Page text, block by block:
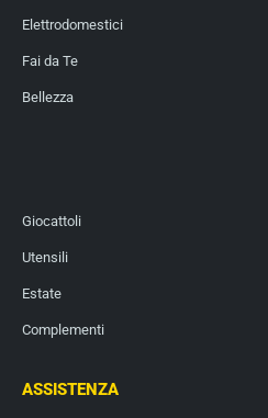
Elettrodomestici
Fai da Te
Bellezza
Giocattoli
Utensili
Estate
Complementi
ASSISTENZA